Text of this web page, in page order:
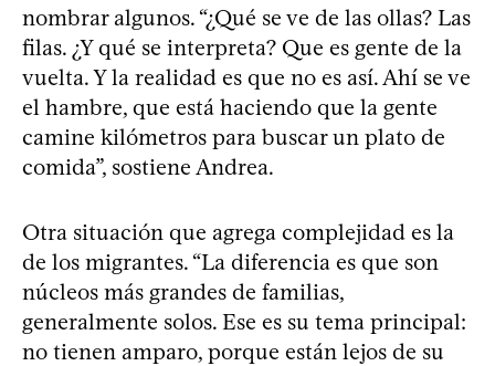
nombrar algunos. “¿Qué se ve de las ollas? Las
filas. ¿Y qué se interpreta? Que es gente de la
vuelta. Y la realidad es que no es así. Ahí se ve
el hambre, que está haciendo que la gente
camine kilómetros para buscar un plato de
comida”, sostiene Andrea.
Otra situación que agrega complejidad es la
de los migrantes. “La diferencia es que son
núcleos más grandes de familias,
generalmente solos. Ese es su tema principal:
no tienen amparo, porque están lejos de su